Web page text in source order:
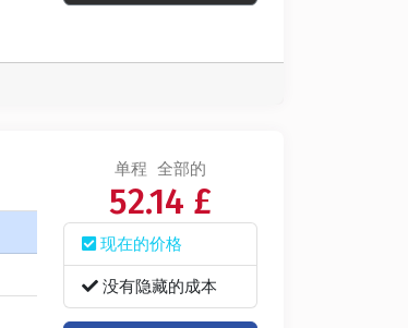
单程 全部的
52.14 £
现在的价格
没有隐藏的成本